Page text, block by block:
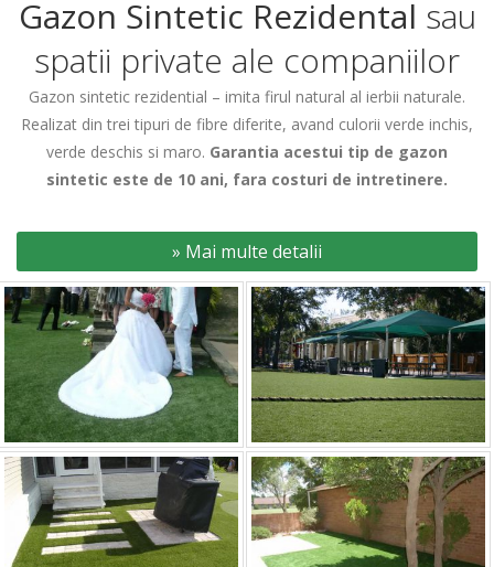
Gazon Sintetic Rezidental sau
spatii private ale companiilor
Gazon sintetic rezidential – imita firul natural al ierbii naturale.
Realizat din trei tipuri de fibre diferite, avand culorii verde inchis,
verde deschis si maro. Garantia acestui tip de gazon
sintetic este de 10 ani, fara costuri de intretinere.
» Mai multe detalii